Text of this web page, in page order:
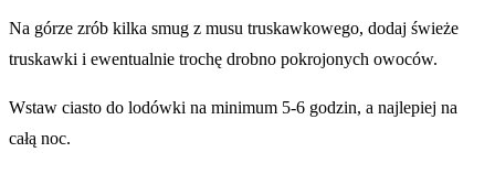
Na górze zrób kilka smug z musu truskawkowego, dodaj świeże
truskawki i ewentualnie trochę drobno pokrojonych owoców.
Wstaw ciasto do lodówki na minimum 5-6 godzin, a najlepiej na
całą noc.